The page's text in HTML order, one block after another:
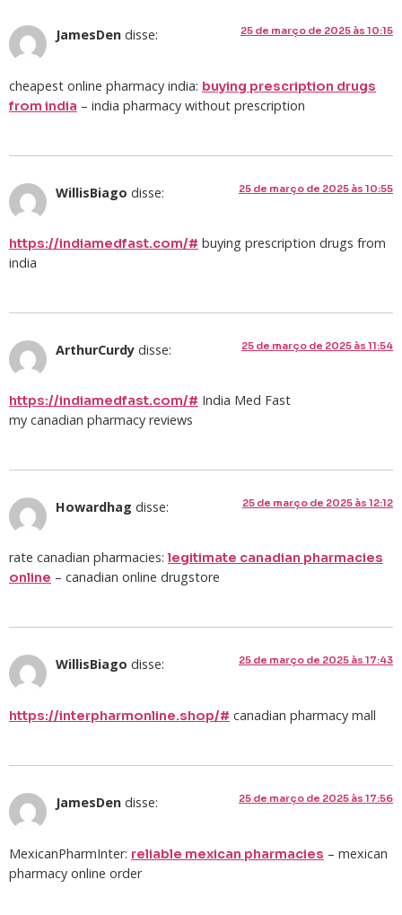
JamesDen disse: 25 de março de 2025 às 10:15
cheapest online pharmacy india: buying prescription drugs
from india – india pharmacy without prescription
WillisBiago disse: 25 de março de 2025 às 10:55
https://indiamedfast.com/# buying prescription drugs from
india
ArthurCurdy disse: 25 de março de 2025 às 11:54
https://indiamedfast.com/# India Med Fast
my canadian pharmacy reviews
Howardhag disse: 25 de março de 2025 às 12:12
rate canadian pharmacies: legitimate canadian pharmacies
online – canadian online drugstore
WillisBiago disse: 25 de março de 2025 às 17:43
https://interpharmonline.shop/# canadian pharmacy mall
JamesDen disse: 25 de março de 2025 às 17:56
MexicanPharmInter: reliable mexican pharmacies – mexican
pharmacy online order